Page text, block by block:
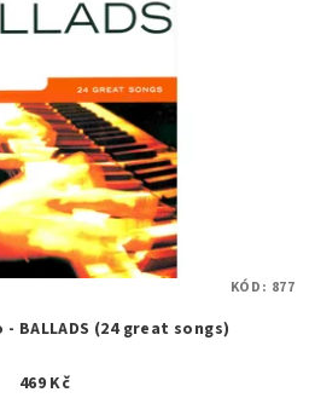
- BALLADS (24 great songs)
469 Kč
KÓD: 877